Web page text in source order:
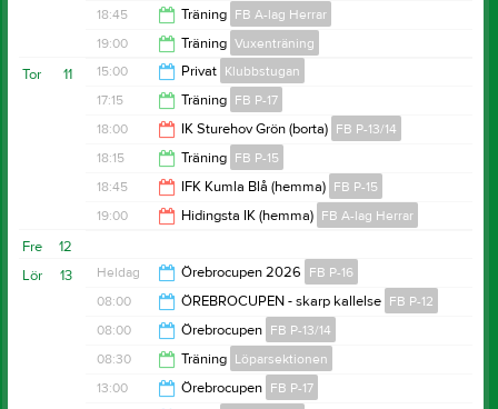
20:30
20:30
18:45 Träning FB A-lag Herrar
20:30
19:00 Träning Vuxenträning
20:00
11
Tor 15:00 Privat Klubbstugan
23:55
17:15 Träning FB P-17
18:15
18:00 IK Sturehov Grön (borta) FB P-13/14
20:00
18:15 Träning FB P-15
19:30
18:45 IFK Kumla Blå (hemma) FB P-15
19:00 Hidingsta IK (hemma) FB A-lag Herrar
21:00
12
Fre
13
Lör Heldag Örebrocupen 2026 FB P-16
08:00
ÖREBROCUPEN - skarp kallelse FB P-12
00:00
08:00 Örebrocupen FB P-13/14
00:00
08:30 Träning Löparsektionen
13:00 Örebrocupen FB P-17